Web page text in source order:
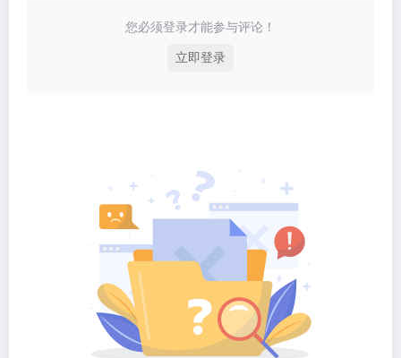
您必须登录才能参与评论！
立即登录